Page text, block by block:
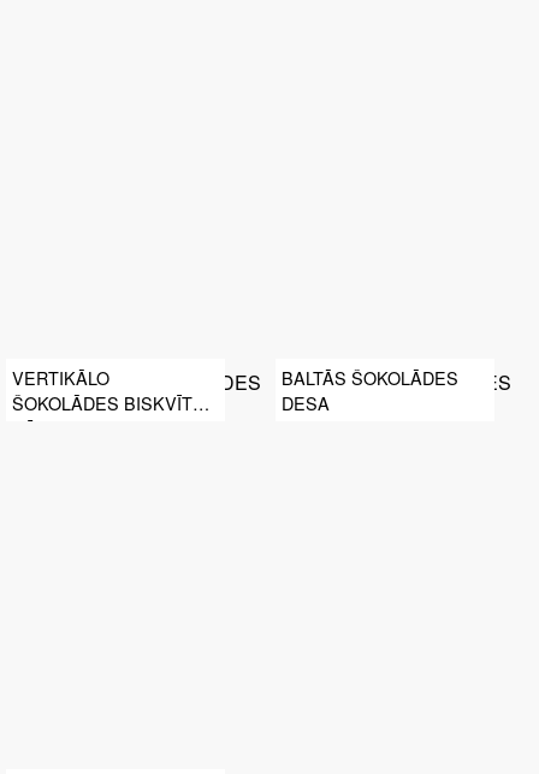
VERTIKĀLO
ŠOKOLĀDES BISKVĪTU
KŪKA
BALTĀS ŠOKOLĀDES
DESA